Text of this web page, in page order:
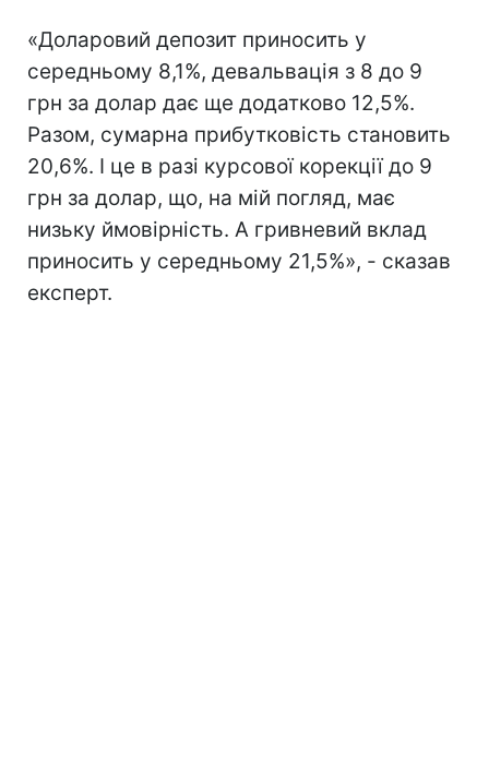
«Доларовий депозит приносить у
середньому 8,1%, девальвація з 8 до 9
грн за долар дає ще додатково 12,5%.
Разом, сумарна прибутковість становить
20,6%. І це в разі курсової корекції до 9
грн за долар, що, на мій погляд, має
низьку ймовірність. А гривневий вклад
приносить у середньому 21,5%», - сказав
експерт.